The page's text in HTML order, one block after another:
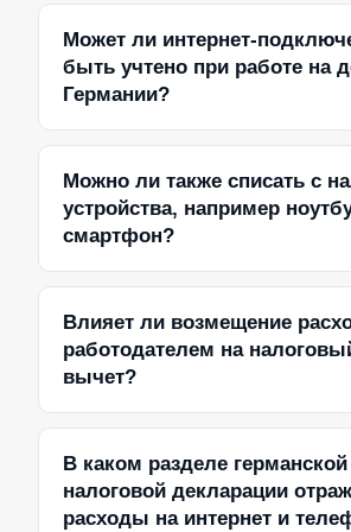
Может ли интернет-
быть учтено при работе на
Германии?
Можно ли также списать с
устройства, например
смартфон?
Влияет ли возмещение
работодателем на
вычет?
В каком разделе германской
налоговой декларации
расходы на интернет и